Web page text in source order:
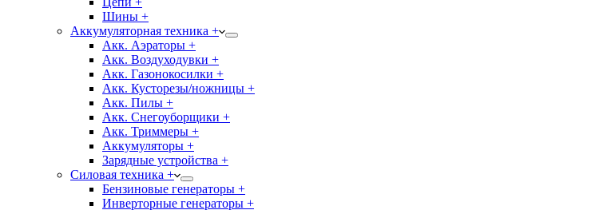
Шины +
Аккумуляторная техника +
Акк. Аэраторы +
Акк. Воздуходувки +
Акк. Газонокосилки +
Акк. Кусторезы/ножницы +
Акк. Пилы +
Акк. Снегоуборщики +
Акк. Триммеры +
Аккумуляторы +
Зарядные устройства +
Силовая техника +
Бензиновые генераторы +
Инверторные генераторы +